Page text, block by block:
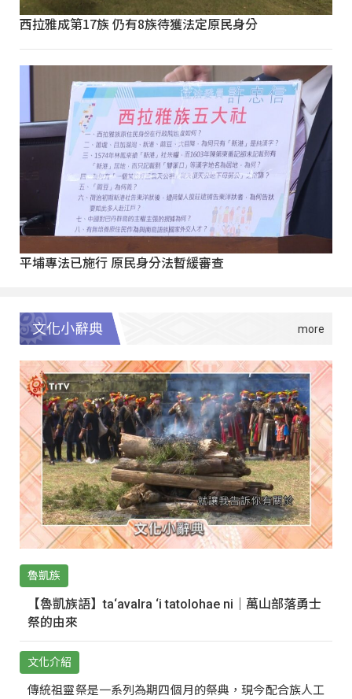
西拉雅成第17族 仍有8族待獲法定原民身分
平埔專法已施行 原民身分法暫緩審查
文化小辭典
魯凱族
【魯凱族語】ta‘avalra ‘i tatolohae ni｜萬山部落勇士
祭的由來
文化介紹
傳統祖靈祭是一系列為期四個月的祭典，現今配合族人工